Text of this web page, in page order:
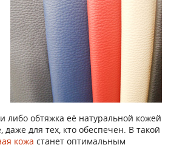
либо обтяжка её натуральной кожей
даже для тех, кто обеспечен. В такой
кожа станет оптимальным